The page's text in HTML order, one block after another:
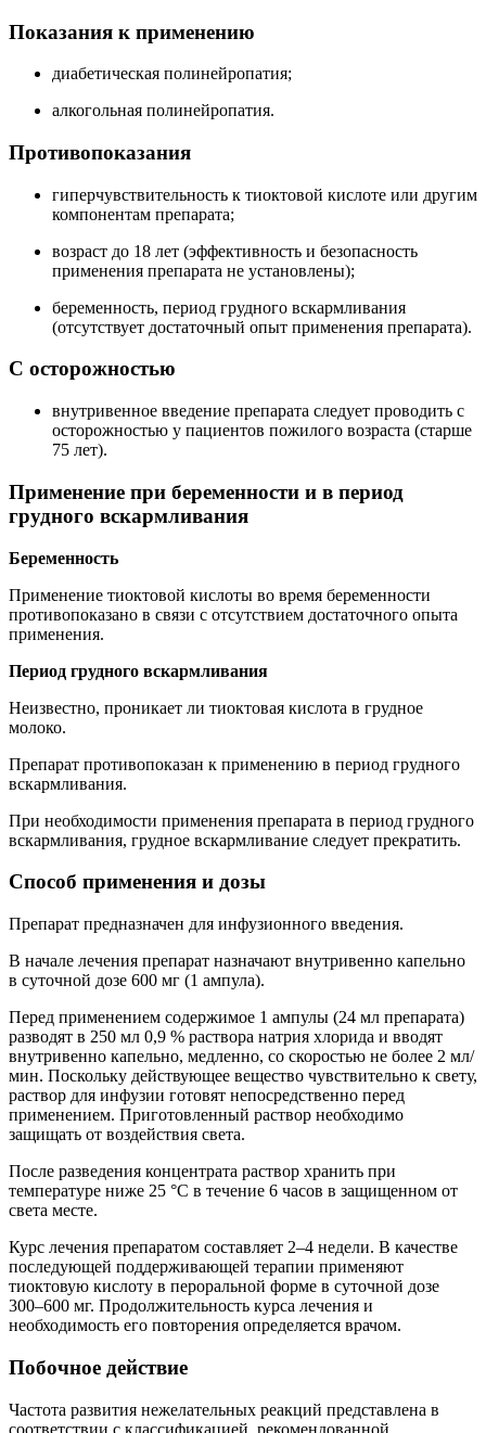
Показания к применению
диабетическая полинейропатия;
алкогольная полинейропатия.
Противопоказания
гиперчувствительность к тиоктовой кислоте или другим
компонентам препарата;
возраст до 18 лет (эффективность и безопасность
применения препарата не установлены);
беременность, период грудного вскармливания
(отсутствует достаточный опыт применения препарата).
С осторожностью
внутривенное введение препарата следует проводить с
осторожностью у пациентов пожилого возраста (старше
75 лет).
Применение при беременности и в период
грудного вскармливания
Беременность
Применение тиоктовой кислоты во время беременности
противопоказано в связи с отсутствием достаточного опыта
применения.
Период грудного вскармливания
Неизвестно, проникает ли тиоктовая кислота в грудное
молоко.
Препарат противопоказан к применению в период грудного
вскармливания.
При необходимости применения препарата в период грудного
вскармливания, грудное вскармливание следует прекратить.
Способ применения и дозы
Препарат предназначен для инфузионного введения.
В начале лечения препарат назначают внутривенно капельно
в суточной дозе 600 мг (1 ампула).
Перед применением содержимое 1 ампулы (24 мл препарата)
разводят в 250 мл 0,9 % раствора натрия хлорида и вводят
внутривенно капельно, медленно, со скоростью не более 2 мл/
мин. Поскольку действующее вещество чувствительно к свету,
раствор для инфузии готовят непосредственно перед
применением. Приготовленный раствор необходимо
защищать от воздействия света.
После разведения концентрата раствор хранить при
температуре ниже 25 °C в течение 6 часов в защищенном от
света месте.
Курс лечения препаратом составляет 2–4 недели. В качестве
последующей поддерживающей терапии применяют
тиоктовую кислоту в пероральной форме в суточной дозе
300–600 мг. Продолжительность курса лечения и
необходимость его повторения определяется врачом.
Побочное действие
Частота развития нежелательных реакций представлена в
соответствии с классификацией, рекомендованной